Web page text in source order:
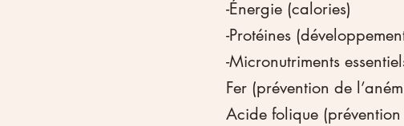
-Énergie (calories)
-Protéines
-Micronutriments
Fer (prévention de
Acide folique